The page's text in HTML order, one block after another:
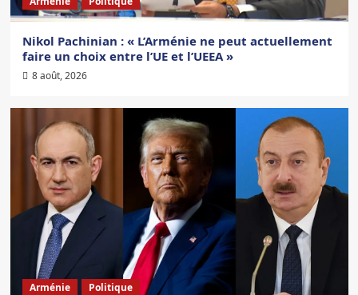
Nikol Pachinian : « L’Arménie ne peut actuellement
faire un choix entre l’UE et l’UEEA »
8 août, 2026
Arménie Politique